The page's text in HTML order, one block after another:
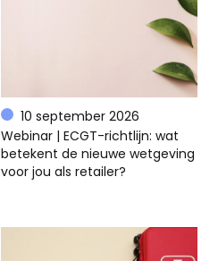
10 september 2026
Webinar | ECGT-richtlijn: wat
betekent de nieuwe wetgeving
voor jou als retailer?